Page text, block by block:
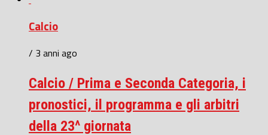
Calcio
/ 3 anni ago
Calcio / Prima e Seconda Categoria, i
pronostici, il programma e gli arbitri
della 23^ giornata